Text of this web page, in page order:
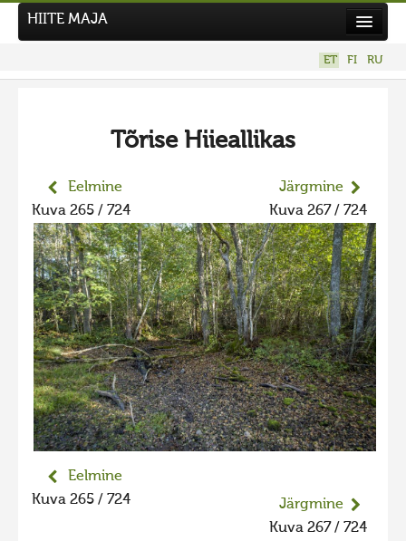
Uudised
Tegutse
Kuvavõistlused
UUS KUVAVÕISTLUS
Hiite kuvavõistlus 2026
VANEMAD KUVAVÕISTLUSED
Hiite kuvavõistlus 2025
Hiite kuvavõistlus 2025 lisa
Liikuvad kuvad 2025
HIITE MAJA
ET FI RU
Tõrise Hiieallikas
Eelmine
Kuva 265 / 724
Järgmine
Kuva 267 / 724
Eelmine
Kuva 265 / 724
Järgmine
Kuva 267 / 724